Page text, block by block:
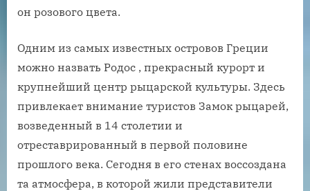
он розового цвета.
Одним из самых известных островов Греции
можно назвать Родос , прекрасный курорт и
крупнейший центр рыцарской культуры. Здесь
привлекает внимание туристов Замок рыцарей,
возведенный в 14 столетии и
отреставрированный в первой половине
прошлого века. Сегодня в его стенах воссоздана
та атмосфера, в которой жили представители